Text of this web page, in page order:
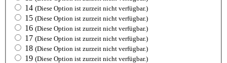
14 (Diese Option ist zurzeit nicht verfügbar.)
15 (Diese Option ist zurzeit nicht verfügbar.)
16 (Diese Option ist zurzeit nicht verfügbar.)
17 (Diese Option ist zurzeit nicht verfügbar.)
18 (Diese Option ist zurzeit nicht verfügbar.)
19 (Diese Option ist zurzeit nicht verfügbar.)